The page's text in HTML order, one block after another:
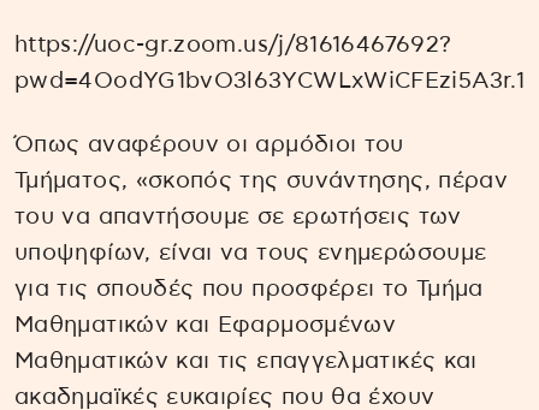
https://uoc-gr.zoom.us/j/81616467692?
pwd=4OodYG1bvO3l63YCWLxWiCFEzi5A3r.1
Όπως αναφέρουν οι αρμόδιοι του
Τμήματος, «σκοπός της συνάντησης, πέραν
του να απαντήσουμε σε ερωτήσεις των
υποψηφίων, είναι να τους ενημερώσουμε
για τις σπουδές που προσφέρει το Τμήμα
Μαθηματικών και Εφαρμοσμένων
Μαθηματικών και τις επαγγελματικές και
ακαδημαϊκές ευκαιρίες που θα έχουν